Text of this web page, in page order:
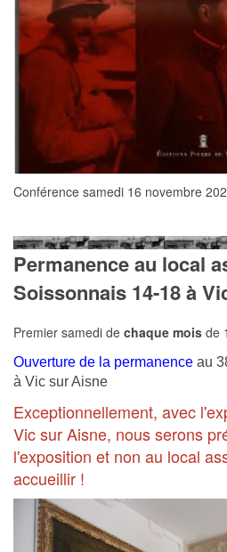
Conférence samedi 16 novembre
Permanence au local
Soissonnais 14-18 à
Premier samedi de chaque mois de
Ouverture de la permanence au
à Vic sur Aisne
Exceptionnellement, avec
Vic sur Aisne, nous serons
l'exposition et non au local
accueillir !